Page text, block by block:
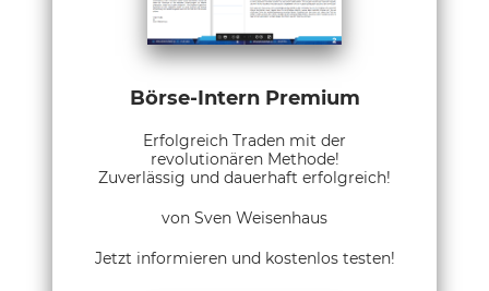
Börse-Intern Premium
Erfolgreich Traden mit der
revolutionären Methode!
Zuverlässig und dauerhaft erfolgreich!
von Sven Weisenhaus
Jetzt informieren und kostenlos testen!